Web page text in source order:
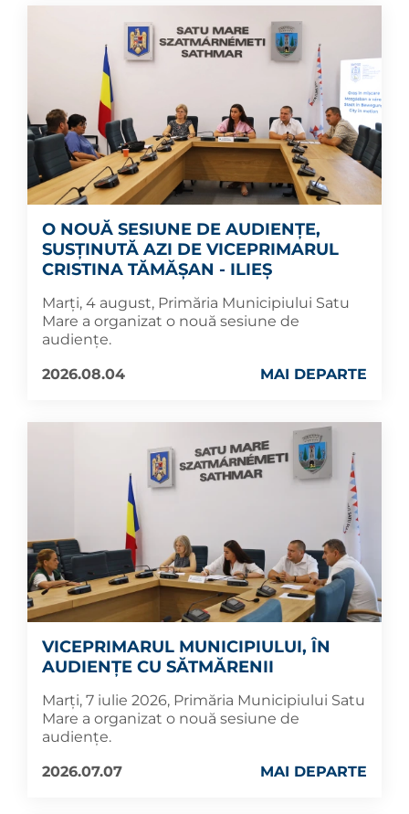
O NOUĂ SESIUNE DE AUDIENȚE,
SUSȚINUTĂ AZI DE VICEPRIMARUL
CRISTINA TĂMĂȘAN - ILIEȘ
Marți, 4 august, Primăria Municipiului Satu
Mare a organizat o nouă sesiune de
audiențe.
2026.08.04
MAI DEPARTE
VICEPRIMARUL MUNICIPIULUI, ÎN
AUDIENȚE CU SĂTMĂRENII
Marți, 7 iulie 2026, Primăria Municipiului Satu
Mare a organizat o nouă sesiune de
audiențe.
2026.07.07
MAI DEPARTE